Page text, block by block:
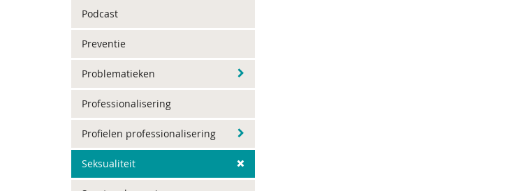
Podcast
Preventie
Problematieken
Professionalisering
Profielen professionalisering
Seksualiteit